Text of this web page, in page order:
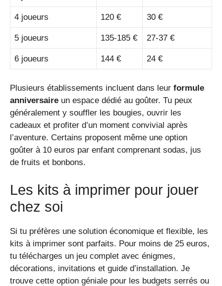
4 joueurs 120 € 30 €
5 joueurs 135-185 € 27-37 €
6 joueurs 144 € 24 €
Plusieurs établissements incluent dans leur formule
anniversaire un espace dédié au goûter. Tu peux
généralement y souffler les bougies, ouvrir les
cadeaux et profiter d’un moment convivial après
l’aventure. Certains proposent même une option
goûter à 10 euros par enfant comprenant sodas, jus
de fruits et bonbons.
Les kits à imprimer pour jouer
chez soi
Si tu préfères une solution économique et flexible, les
kits à imprimer sont parfaits. Pour moins de 25 euros,
tu télécharges un jeu complet avec énigmes,
décorations, invitations et guide d’installation. Je
trouve cette option géniale pour les budgets serrés ou